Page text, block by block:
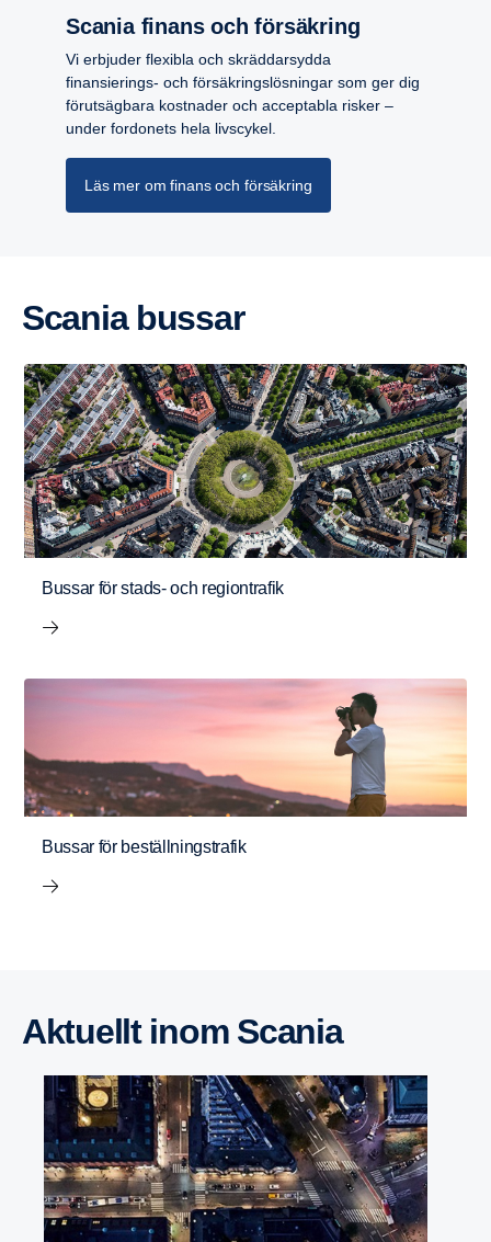
Scania finans och försäk­ring
Vi erbjuder flexibla och skräddarsydda
finansierings- och försäkringslösningar som ger dig
förutsägbara kostnader och acceptabla risker –
under fordonets hela livscykel.
Läs mer om finans och försäkring
Scania bussar
Bussar för stads- och regiontrafik
Bussar för beställningstrafik
Aktuellt inom Scania